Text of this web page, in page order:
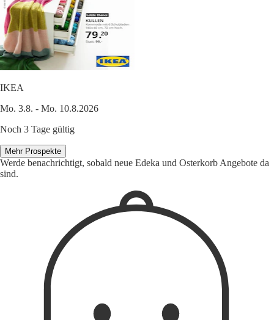
IKEA
Mo. 3.8. - Mo. 10.8.2026
Noch 3 Tage gültig
Mehr Prospekte
Werde benachrichtigt, sobald neue Edeka und Osterkorb Angebote da
sind.